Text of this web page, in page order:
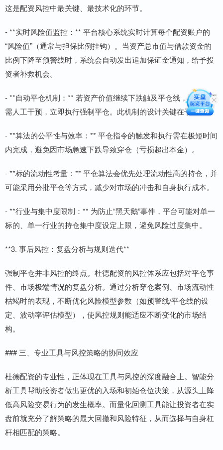
这是配资风控中最关键、最技术化的环节。
- **实时风险值监控：** 平台核心系统实时计算每个配资账户的
“风险值”（通常与担保比例挂钩）。当资产总市值与借款资金的
比例下降至预警线时，系统会自动发出追加保证金通知，给予投
资者补救机会。
- **自动平仓机制：** 若资产价值继续下跌触及平仓线，系统会无
需人工干预，立即执行强制平仓。此机制的设计关键在于：
- **算法的公平性与效率：** 平仓指令的触发和执行需在极短时间
内完成，避免因市场急速下跌导致穿仓（亏损超出本金）。
- **标的流动性考量：** 平仓算法会优先处理流动性高的持仓，并
可能采用分批平仓等方式，减少对市场的冲击和自身执行成本。
- **行业与集中度限制：** 为防止“黑天鹅”事件，平台可能对单一
标的、单一行业的持仓集中度设定上限，避免风险过度集中。
**3. 事后风控：复盘分析与规则迭代**
强制平仓并非风控的终点。杜德配资的风控体系应包括对平仓事
件、市场极端情况的复盘分析。通过分析穿仓案例、市场流动性
枯竭时的表现，不断优化风险模型参数（如预警线/平仓线的设
定、波动率评估模型），使风控规则能适应不断变化的市场结
构。
### 三、专业工具与风控策略的协同效应
杜德配资的专业性，正体现在工具与风控的深度融合上。智能分
析工具帮助投资者做出更优的入场和初始仓位决策，从源头上降
低高风险交易行为的发生概率。而量化回测工具能让投资者在实
盘前就充分了解策略的最大回撤和风险特征，从而选择与自身杠
杆相匹配的策略。